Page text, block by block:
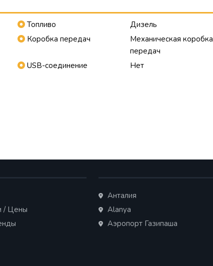
Топливо
Дизель
Коробка передач
Механическая коробка
передач
USB-соединение Нет
/ Цены
Анталия
Alanya
Аэропорт Газипаша